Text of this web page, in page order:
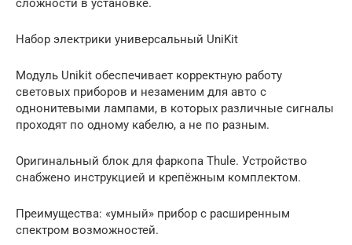
сложности в установке.
Набор электрики универсальный UniKit
Модуль Unikit обеспечивает корректную работу
световых приборов и незаменим для авто с
однонитевыми лампами, в которых различные сигналы
проходят по одному кабелю, а не по разным.
Оригинальный блок для фаркопа Thule. Устройство
снабжено инструкцией и крепёжным комплектом.
Преимущества: «умный» прибор с расширенным
спектром возможностей.